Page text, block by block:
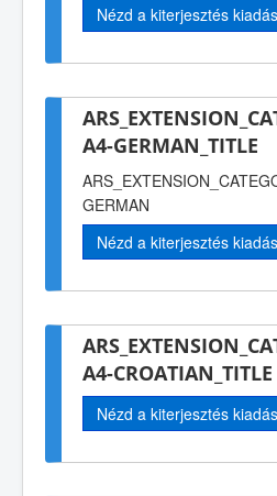
Nézd a kiterjesztés
A4-GERMAN_TITLE
GERMAN
Nézd a kiterjesztés
A4-CROATIAN_TITLE
Nézd a kiterjesztés